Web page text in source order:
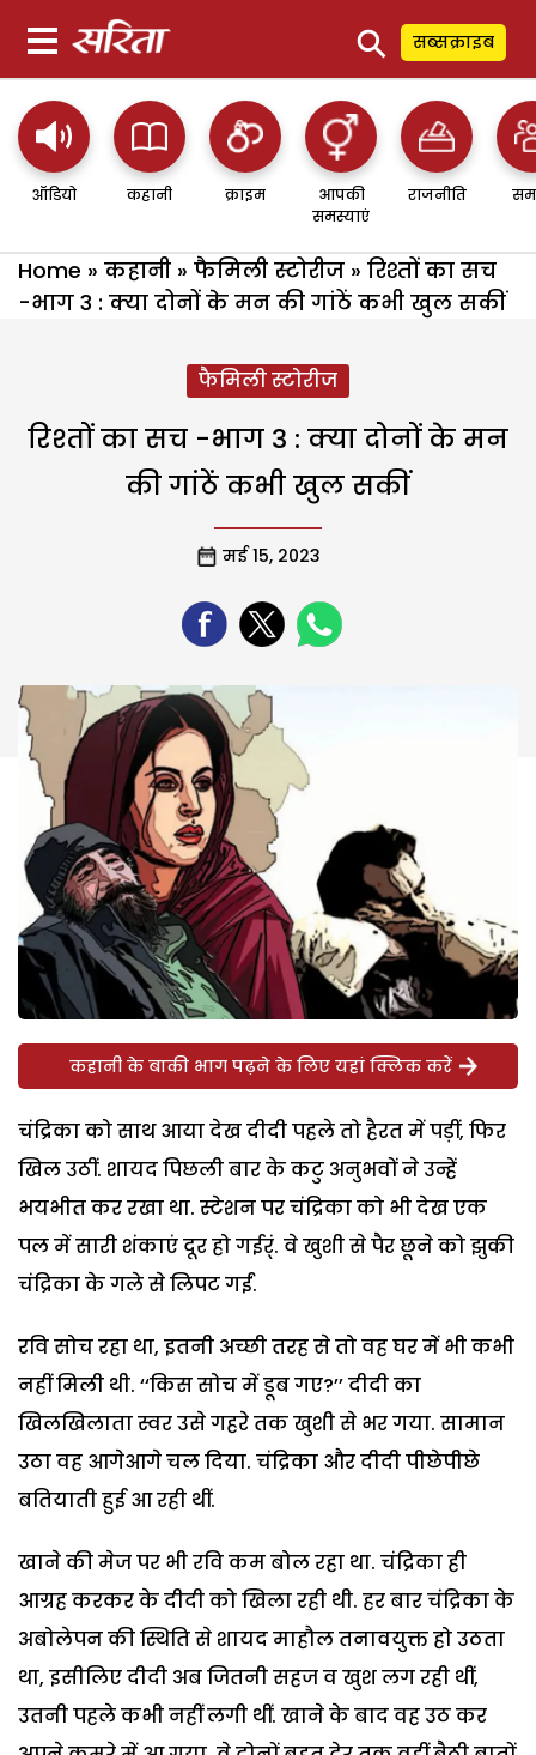
⚲ सब्सक्राइब
ऑडियो कहानी क्राइम
आपकी
समस्याएं
राजनीति
Home » कहानी » फैमिली स्टोरीज » रिश्तों का सच
-भाग 3 : क्या दोनों के मन की गांठें कभी खुल सकीं
फैमिली स्टोरीज
रिश्तों का सच -भाग 3 : क्या दोनों के मन
की गांठें कभी खुल सकीं
मई 15, 2023
कहानी के बाकी भाग पढ़ने के लिए यहां क्लिक करें
चंद्रिका को साथ आया देख दीदी पहले तो हैरत में पड़ीं, फिर
खिल उठीं. शायद पिछली बार के कटु अनुभवों ने उन्हें
भयभीत कर रखा था. स्टेशन पर चंद्रिका को भी देख एक
पल में सारी शंकाएं दूर हो गईर्ं. वे खुशी से पैर छूने को झुकी
चंद्रिका के गले से लिपट गईं.
रवि सोच रहा था, इतनी अच्छी तरह से तो वह घर में भी कभी
नहीं मिली थी. ‘‘किस सोच में डूब गए?’’ दीदी का
खिलखिलाता स्वर उसे गहरे तक खुशी से भर गया. सामान
उठा वह आगेआगे चल दिया. चंद्रिका और दीदी पीछेपीछे
बतियाती हुई आ रही थीं.
खाने की मेज पर भी रवि कम बोल रहा था. चंद्रिका ही
आग्रह करकर के दीदी को खिला रही थी. हर बार चंद्रिका के
अबोलेपन की स्थिति से शायद माहौल तनावयुक्त हो उठता
था, इसीलिए दीदी अब जितनी सहज व खुश लग रही थीं,
उतनी पहले कभी नहीं लगी थीं. खाने के बाद वह उठ कर